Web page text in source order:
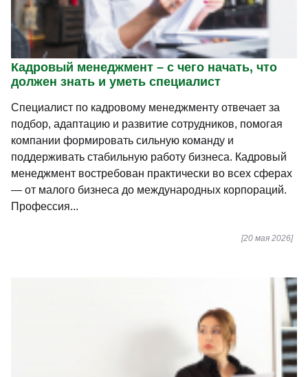
Кадровый менеджмент – с чего начать, что
должен знать и уметь специалист
Специалист по кадровому менеджменту отвечает за
подбор, адаптацию и развитие сотрудников, помогая
компании формировать сильную команду и
поддерживать стабильную работу бизнеса. Кадровый
менеджмент востребован практически во всех сферах
— от малого бизнеса до международных корпораций.
Профессия...
[20 мая 2026]